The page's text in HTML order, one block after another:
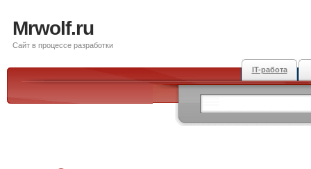
Mrwolf.ru
Сайт в процессе разработки
IT-работа